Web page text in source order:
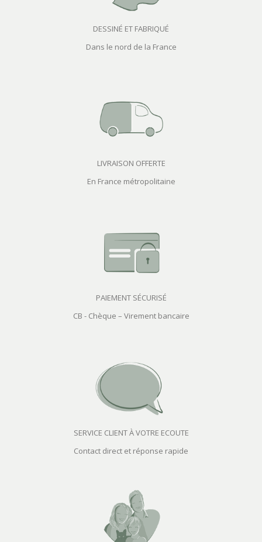
DESSINÉ ET FABRIQUÉ
Dans le nord de la France
LIVRAISON OFFERTE
En France métropolitaine
PAIEMENT SÉCURISÉ
CB - Chèque – Virement bancaire
SERVICE CLIENT À VOTRE ECOUTE
Contact direct et réponse rapide